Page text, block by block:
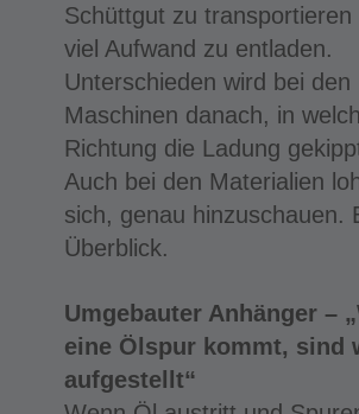
Schüttgut zu transportieren
viel Aufwand zu entladen.
Unterschieden wird bei den
Maschinen danach, in
Richtung die Ladung
Auch bei den Materialien
sich, genau hinzuschauen.
Überblick.
Umgebauter Anhänger –
eine Ölspur kommt, sind
aufgestellt“